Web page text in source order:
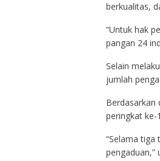
berkualitas,
“Untuk hak
pangan 24
Selain
jumlah
Berdasarkan
peringkat ke-
“Selama
pengaduan,”